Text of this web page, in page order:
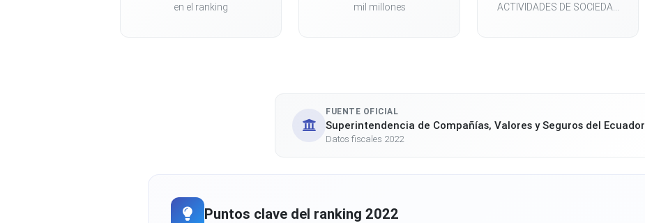
en el ranking mil millones ACTIVIDADES DE SOCIEDA...
FUENTE OFICIAL
Superintendencia de Compañías, Valores y Seguros del Ecuador
Datos fiscales 2022
Puntos clave del ranking 2022